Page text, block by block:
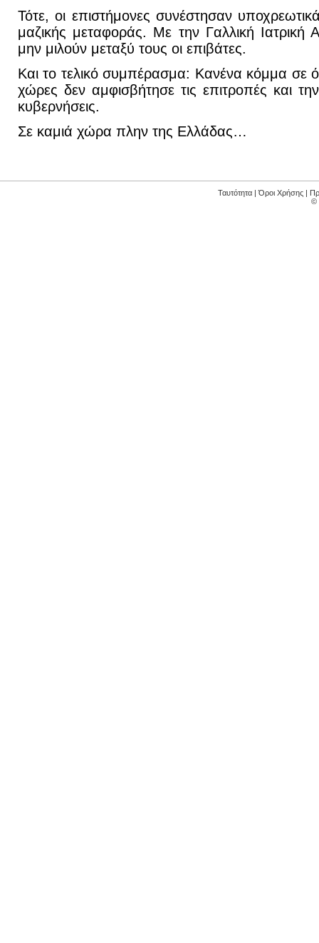
Τότε, οι επιστήμονες συνέστησαν
μαζικής μεταφοράς. Με την Γαλλική Ιατρική
μην μιλούν μεταξύ τους οι επιβάτες.
Και το τελικό συμπέρασμα: Κανένα κόμμα σε
χώρες δεν αμφισβήτησε τις επιτροπές και
κυβερνήσεις.
Σε καμιά χώρα πλην της Ελλάδας…
Ταυτότητα |Όροι Χρήσης
©